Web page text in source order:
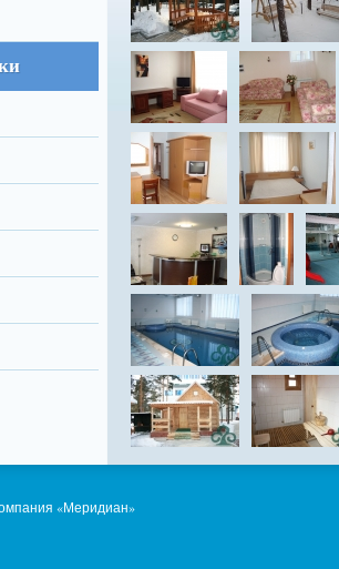
«Меридиан»